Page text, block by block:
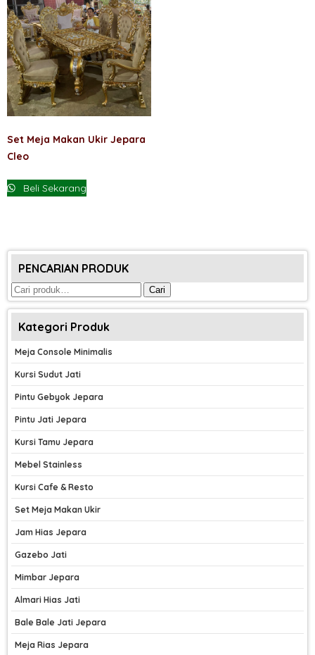
Set Meja Makan Ukir Jepara
Cleo
Beli Sekarang
PENCARIAN PRODUK
Pencarian
untuk:
Cari
Kategori Produk
Meja Console Minimalis
Kursi Sudut Jati
Pintu Gebyok Jepara
Pintu Jati Jepara
Kursi Tamu Jepara
Mebel Stainless
Kursi Cafe & Resto
Set Meja Makan Ukir
Jam Hias Jepara
Gazebo Jati
Mimbar Jepara
Almari Hias Jati
Bale Bale Jati Jepara
Meja Rias Jepara